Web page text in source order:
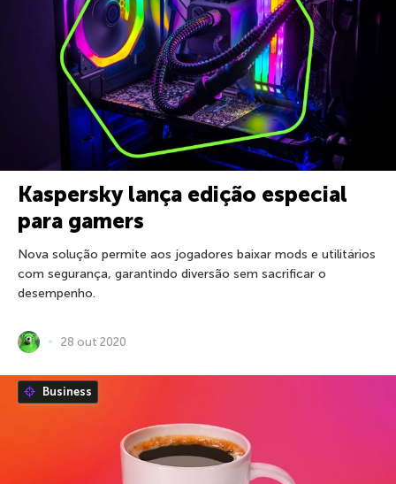
Kaspersky lança edição especial
para gamers
Nova solução permite aos jogadores baixar mods e utilitários
com segurança, garantindo diversão sem sacrificar o
desempenho.
28 out 2020
Business